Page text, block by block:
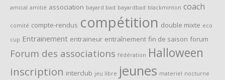
amical amitié association bayard bad bayardbad blackminton coach
comité compte-rendus compétition double mixte eco
cup Entrainement entraineur entraînement fin de saison forum
Forum des associations fédération Halloween
inscription interclub jeu libre jeunes materiel nocturne